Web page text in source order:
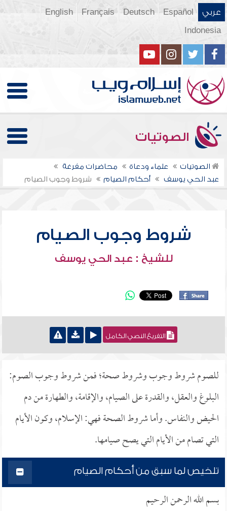
عربي Español
Deutsch
Français
English
Indonesia
الصوتيات
الصوتيات علماء ودعاة
محاضرات مفرغة
عبد الحي يوسف
أحكام الصيام شروط وجوب الصيام
شروط وجوب الصيام
للشيخ : عبد الحي يوسف
التفريغ النصي الكامل
للصوم شروط وجوب وشروط صحة؛ فمن شروط وجوب الصوم:
البلوغ والعقل، والقدرة على الصيام، والإقامة، والطهارة من دم
الحيض والنفاس. وأما شروط الصحة فهي: الإسلام، وكون الأيام
التي تصام من الأيام التي يصح صيامها.
تلخيص لما سبق من أحكام الصيام
بسم الله الرحمن الرحيم